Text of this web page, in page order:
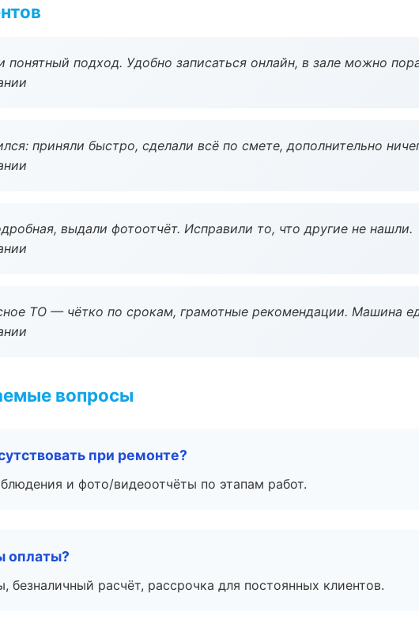
подход. Удобно записаться онлайн, в зале можно
приняли быстро, сделали всё по смете, дополнительно
выдали фотоотчёт. Исправили то, что другие не нашли.
ТО — чётко по срокам, грамотные рекомендации. Машина
вопросы
при ремонте?
и фото/видеоотчёты по этапам работ.
оплаты?
безналичный расчёт, рассрочка для постоянных клиентов.